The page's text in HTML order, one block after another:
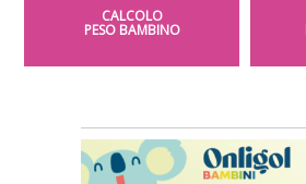
CALCOLO
PESO BAMBINO